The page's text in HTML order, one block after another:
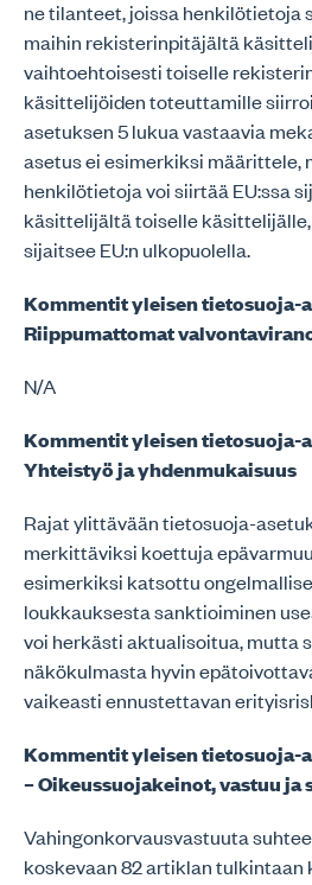
ne tilanteet, joissa henkilötietoja
maihin rekisterinpitäjältä
vaihtoehtoisesti toiselle
käsittelijöiden toteuttamille
asetuksen 5 lukua vastaavia
asetus ei esimerkiksi määrittele,
henkilötietoja voi siirtää EU:ssa
käsittelijältä toiselle
sijaitsee EU:n ulkopuolella.
Kommentit yleisen tietosuoja-
Riippumattomat
N/A
Kommentit yleisen tietosuoja-
Yhteistyö ja yhdenmukaisuus
Rajat ylittävään tietosuoja-
merkittäviksi koettuja
esimerkiksi katsottu
loukkauksesta sanktioiminen
voi herkästi aktualisoitua, mutta
näkökulmasta hyvin
vaikeasti ennustettavan
Kommentit yleisen tietosuoja-
– Oikeussuojakeinot, vastuu ja
Vahingonkorvausvastuuta
koskevaan 82 artiklan tulkintaan